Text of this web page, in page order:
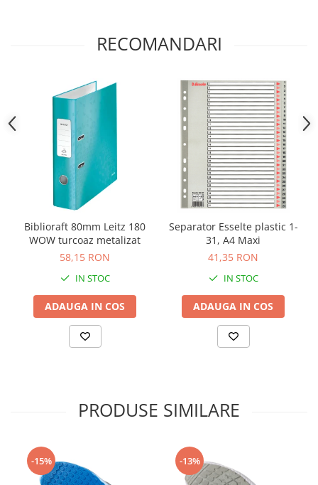
RECOMANDARI
Biblioraft 80mm Leitz 180
WOW turcoaz metalizat
58,15 RON
IN STOC
ADAUGA IN COS
Separator Esselte plastic 1-
31, A4 Maxi
41,35 RON
IN STOC
ADAUGA IN COS
PRODUSE SIMILARE
-15% -13%